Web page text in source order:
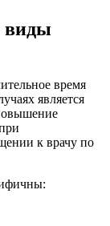
виды
время
является
к врачу по